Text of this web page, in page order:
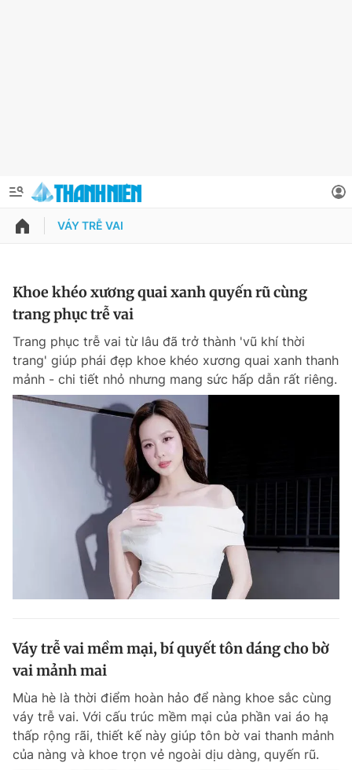
QUẢNG CÁO
Chuyên mục khác
Chào ngày mới Tin 24h
Tin thị trường Tin 360
Magazine
Sản phẩm khác
Bạn cần biết
Thông tin tòa soạn Liên hệ quảng cáo
Đọc Thanh Niên trên điện thoại
Thông tin tài khoản
Đổi mật khẩu
Tin đã lưu
Tin đã xem
VÁY TRỄ VAI
Khoe khéo xương quai xanh quyến rũ cùng
trang phục trễ vai
Trang phục trễ vai từ lâu đã trở thành 'vũ khí thời
trang' giúp phái đẹp khoe khéo xương quai xanh thanh
mảnh - chi tiết nhỏ nhưng mang sức hấp dẫn rất riêng.
Váy trễ vai mềm mại, bí quyết tôn dáng cho bờ
vai mảnh mai
Mùa hè là thời điểm hoàn hảo để nàng khoe sắc cùng
váy trễ vai. Với cấu trúc mềm mại của phần vai áo hạ
thấp rộng rãi, thiết kế này giúp tôn bờ vai thanh mảnh
của nàng và khoe trọn vẻ ngoài dịu dàng, quyến rũ.